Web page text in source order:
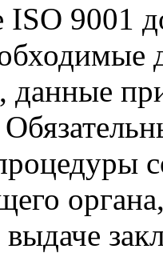
ISO 9001
данные